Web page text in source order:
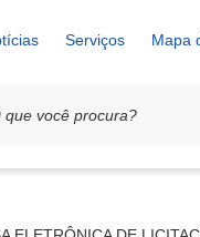
Serviços Mapa